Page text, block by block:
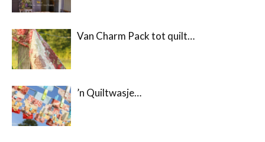
Van Charm Pack tot quilt…
’n Quiltwasje…